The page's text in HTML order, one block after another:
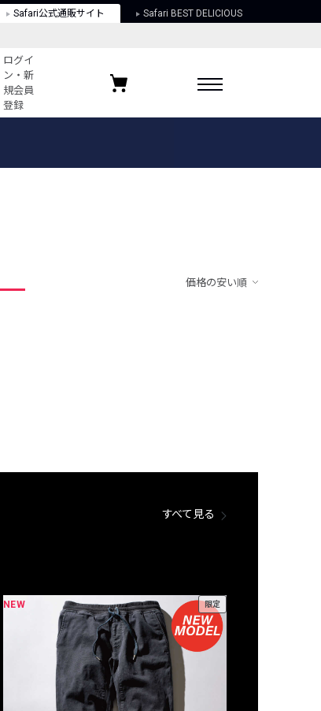
Safari公式通販サイト Safari BEST DELICIOUS
ログイ
ン・新
規会員
登録
お気に入りブランド
価格の安い順
すべて見る
NEW 限定